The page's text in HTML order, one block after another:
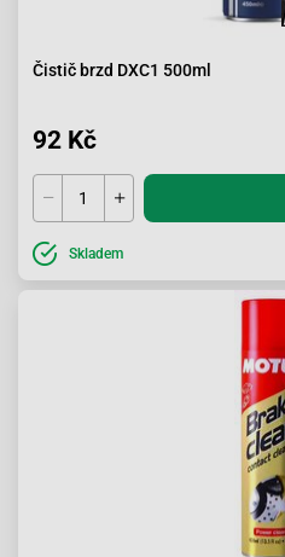
Čistič brzd DXC1 500ml
92 Kč
Skladem